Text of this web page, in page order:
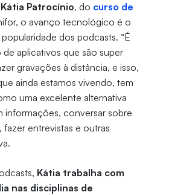
Kátia Patrocínio, do curso de
o avanço tecnológico é o
dos podcasts. “É
aplicativos que são super
gravações à distância, e isso,
ainda estamos vivendo, tem
uma excelente alternativa
informações, conversar sobre
fazer entrevistas e outras
Kátia trabalha com
nas disciplinas de